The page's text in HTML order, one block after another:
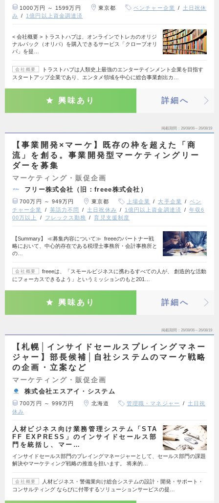
1000万円 ～ 1599万円 東京都 ベンチャー企業
土日祝休
み
1億円以上資金調達済
< 会社概要 > トラストハブは、オンラインでトレカのオリジ
ナルパック（オリパ）を購入できるサービス「クローブオリ
パ」を提…
会社概要
トラストハブは人類史上最強のエンターテインメント企業を目指す
スタートアップ企業であり、エンタメ領域を中心に総合事業創出カ…
興味あり 詳細へ
掲載期間 26/08/06～26/08/19
【事業開発×マーケ】既存の枠を超えた「商
流」を創る。事業開発型マーケティングリー
ダーを募集
マーケティング・販促企画
フリー株式会社（旧：freee株式会社）
700万円 ～ 949万円 東京都 上場企業 大手企業
ベン
チャー企業
英語力不問 土日祝休み 1億円以上資金調達済
年収6
00万以上
フレックス勤務 育児支援制度
【Summary】 ≪募集内容について≫ freeeのパートナー戦
略において、中心的存在である税理士事務所・会計事務所と
の…
会社概要
freeeは、「スモールビジネスに携わるすべての人が、 創造的な活動
にフォーカスできるよう」というミッションのもと201…
興味あり 詳細へ
掲載期間 26/08/06～26/08/19
【札幌│インサイドセールスプレイングマネー
ジャー】部長候補│自社システムのマーケ戦略
の企画・立案など
マーケティング・販促企画
株式会社エスアイ・システム
700万円 ～ 999万円 北海道 管理職・マネジャー
土日祝
休み
人材ビジネス向け業務管理システム「STA
FF EXPRESS」のインサイドセールス部
門を統括し、マー…
インサイドセールス部門のプレイングマネージャーとして、セールス部門の課題
解決やマーケティング戦略の推進を担います。 将来的…
会社概要
人材ビジネス・警備業向け総合システムの設計・開発・サポート・
コンサルティング ならびに付帯するソリューションサービスの提…